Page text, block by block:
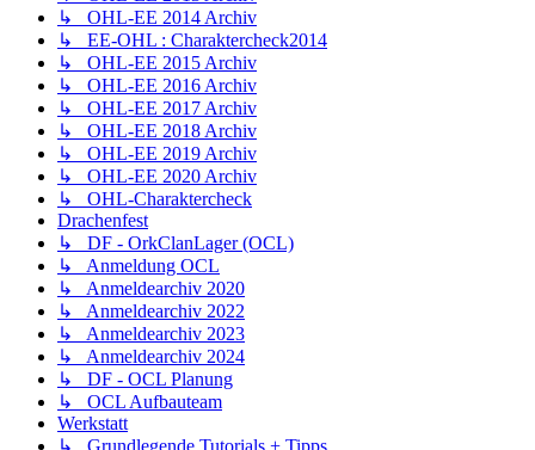
↳ OHL-EE 2014 Archiv
↳ EE-OHL : Charaktercheck2014
↳ OHL-EE 2015 Archiv
↳ OHL-EE 2016 Archiv
↳ OHL-EE 2017 Archiv
↳ OHL-EE 2018 Archiv
↳ OHL-EE 2019 Archiv
↳ OHL-EE 2020 Archiv
↳ OHL-Charaktercheck
Drachenfest
↳ DF - OrkClanLager (OCL)
↳ Anmeldung OCL
↳ Anmeldearchiv 2020
↳ Anmeldearchiv 2022
↳ Anmeldearchiv 2023
↳ Anmeldearchiv 2024
↳ DF - OCL Planung
↳ OCL Aufbauteam
Werkstatt